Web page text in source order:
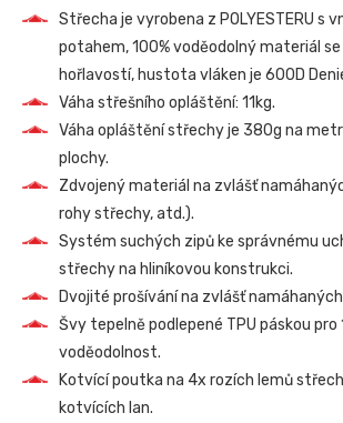
Střecha je vyrobena z POLYESTERU s
potahem, 100% voděodolný materiál se
hořlavostí, hustota vláken je 600D
Váha střešního opláštění: 11kg.
Váha opláštění střechy je 380g na
plochy.
Zdvojený materiál na zvlášť
rohy střechy, atd.).
Systém suchých zipů ke správnému
střechy na hliníkovou konstrukci.
Dvojité prošívání na zvlášť
Švy tepelně podlepené TPU páskou pro
voděodolnost.
Kotvící poutka na 4x rozích lemů
kotvících lan.